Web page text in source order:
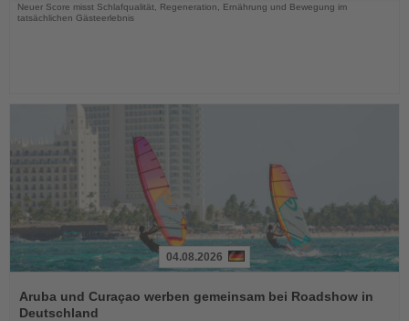
Neuer Score misst Schlafqualität, Regeneration, Ernährung und Bewegung im
tatsächlichen Gästeerlebnis
Sie
die
04.08.2026
Aruba und Curaçao werben gemeinsam bei Roadshow in
Deutschland